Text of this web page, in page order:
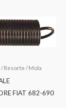
Resorte / Mola
FIAT 682-690